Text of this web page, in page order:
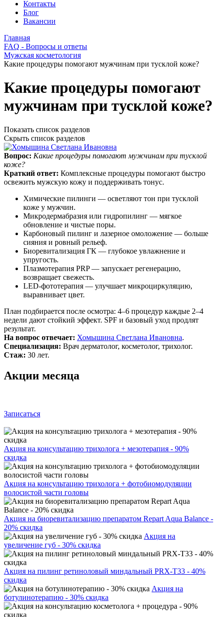
Контакты
Блог
Вакансии
Главная
FAQ - Вопросы и ответы
Мужская косметология
Какие процедуры помогают мужчинам при тусклой коже?
Какие процедуры помогают
мужчинам при тусклой коже?
Показать список разделов
Скрыть список разделов
Вопрос: Какие процедуры помогают мужчинам при тусклой
коже?
Краткий ответ: Комплексные процедуры помогают быстро
освежить мужскую кожу и поддерживать тонус.
Химические пилинги — осветляют тон при тусклой
коже у мужчин.
Микродермабразия или гидропилинг — мягкое
обновление и чистые поры.
Карбоновый пилинг и лазерное омоложение — больше
сияния и ровный рельеф.
Биоревитализация ГК — глубокое увлажнение и
упругость.
Плазмотерапия PRP — запускает регенерацию,
возвращает свежесть.
LED‑фототерапия — улучшает микроциркуляцию,
выравнивает цвет.
План подбирается после осмотра: 4–6 процедур каждые 2–4
недели дают стойкий эффект. SPF и базовый уход продлят
результат.
На вопрос отвечает: Хомышина Светлана Ивановна.
Специализация: Врач дерматолог, косметолог, трихолог.
Стаж: 30 лет.
Акции месяца
Записаться
Акция на консультацию трихолога + мезотерапия - 90%
скидка
Акция на консультацию трихолога + фотобиомодуляции
волосистой части головы
Акция на биоревитализацию препаратом Repart Aqua Balance -
20% скидка
Акция на
увеличение губ - 30% скидка
Акция на пилинг ретиноловый миндальный PRX-T33 - 40%
скидка
Акция на
ботулинотерапию - 30% скидка